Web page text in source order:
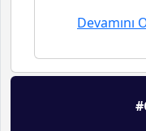
Devamını